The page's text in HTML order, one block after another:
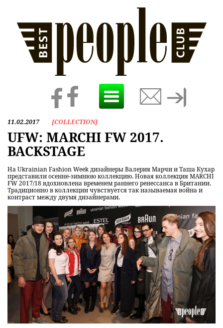
Toggle
navigation
11.02.2017 [COLLECTION]
UFW: MARCHI FW 2017.
BACKSTAGE
На Ukrainian Fashion Week дизайнеры Валерия Марчи и Таша Кухар
представили осенне-зимнюю коллекцию. Новая коллекция MARCHI
FW 2017/18 вдохновлена временем раннего ренессанса в Британии.
Традиционно в коллекции чувствуется так называемая война и
контраст между двумя дизайнерами.